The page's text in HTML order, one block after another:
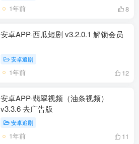
1年前 8
安卓APP-西瓜短剧 v3.2.0.1 解锁会员
安卓追剧
1年前 12
安卓APP-翡翠视频（油条视频）
v3.3.6 去广告版
安卓追剧
1年前 11